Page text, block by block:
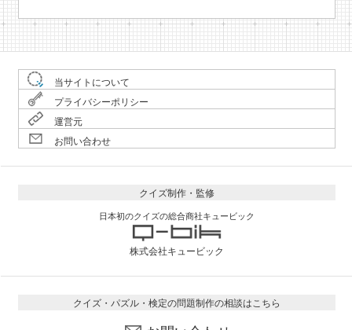
当サイトについて
プライバシーポリシー
運営元
お問い合わせ
クイズ制作・監修
日本初のクイズの総合商社キュービック
株式会社キュービック
クイズ・パズル・検定の問題制作の相談はこちら